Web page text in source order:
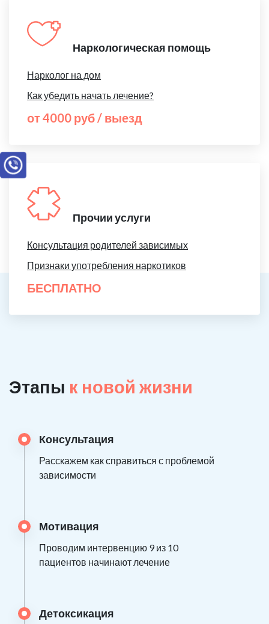
Наркологическая помощь
Нарколог на дом
Как убедить начать лечение?
от 4000 руб / выезд
Прочии услуги
Консультация родителей зависимых
Признаки употребления наркотиков
БЕСПЛАТНО
Этапы к новой жизни
Консультация
Расскажем как справиться с проблемой
зависимости
Мотивация
Проводим интервенцию 9 из 10
пациентов начинают лечение
Детоксикация